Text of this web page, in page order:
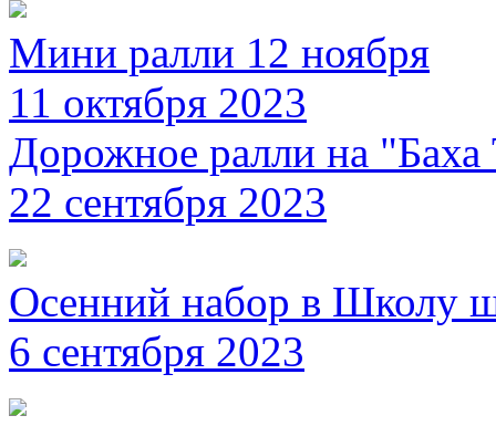
Мини ралли 12 ноября
11 октября 2023
Дорожное ралли на "Баха
22 сентября 2023
Осенний набор в Школу
6 сентября 2023